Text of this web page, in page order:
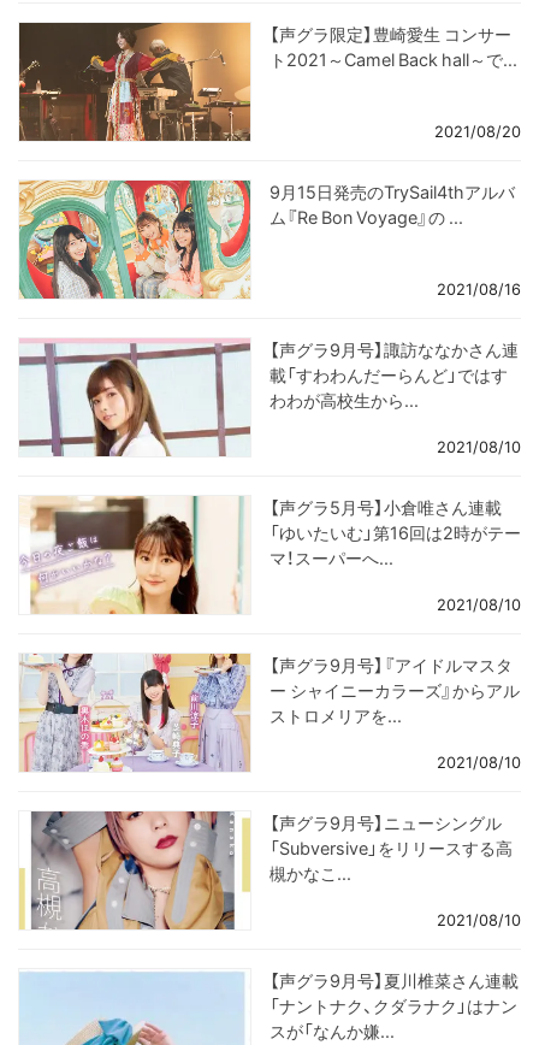
【声グラ限定】豊崎愛生 コンサー
ト2021～Camel Back hall～で...
2021/08/20
9月15日発売のTrySail4thアルバ
ム『Re Bon Voyage』の ...
2021/08/16
【声グラ9月号】諏訪ななかさん連
載「すわわんだーらんど」ではす
わわが高校生から...
2021/08/10
【声グラ5月号】小倉唯さん連載
「ゆいたいむ」第16回は2時がテー
マ！スーパーへ...
2021/08/10
【声グラ9月号】『アイドルマスタ
ー シャイニーカラーズ』からアル
ストロメリアを...
2021/08/10
【声グラ9月号】ニューシングル
「Subversive」をリリースする高
槻かなこ...
2021/08/10
【声グラ9月号】夏川椎菜さん連載
「ナントナク、クダラナク」はナン
スが「なんか嫌...